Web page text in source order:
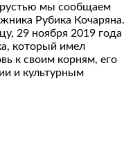
мы сообщаем
Рубика Кочаряна.
29 ноября 2019 года
который имел
к своим корням, его
и культурным